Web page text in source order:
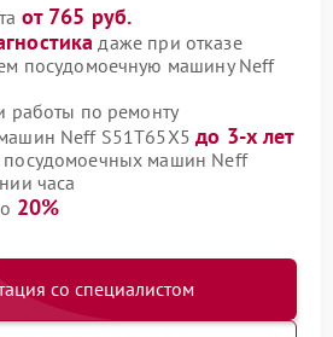
от 765 руб.
даже при отказе
посудомоечную машину Neff
работы по ремонту
Neff S51T65X5до 3-х лет
машин Neff
часа
20%
со специалистом